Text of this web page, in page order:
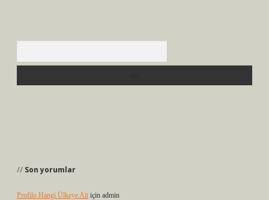
Son yorumlar
Profilo Hangi Ülkeye Ait için admin